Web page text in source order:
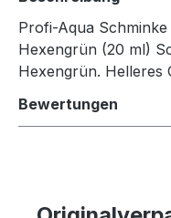
Profi-Aqua
Hexengrün (20 ml)
Hexengrün.
Bewertungen